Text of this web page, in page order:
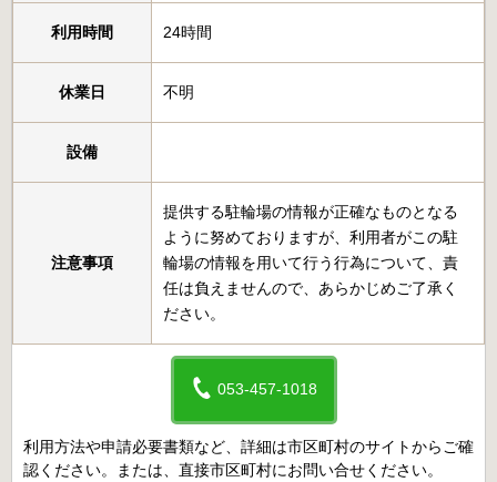
利用時間 24時間
休業日 不明
設備
注意事項
提供する駐輪場の情報が正確なものとなる
ように努めておりますが、利用者がこの駐
輪場の情報を用いて行う行為について、責
任は負えませんので、あらかじめご了承く
ださい。
053-457-1018
利用方法や申請必要書類など、詳細は市区町村のサイトからご確
認ください。または、直接市区町村にお問い合せください。